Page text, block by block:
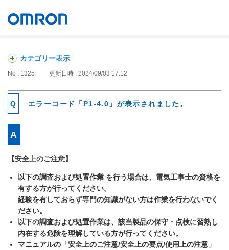
カテゴリー表示
No : 1325 更新日時 : 2024/09/03 17:12
エラーコード「P1-4.0」が表示されました。
【安全上のご注意】
以下の調査および処置作業 を行う場合は、電気工事士の資格を
有する方が行ってください。
経験を有しておらず専門の知識がない方は作業を行わないでく
ださい。
以下の調査および処置作業は、該当製品の保守・点検に習熟し
内在する危険を理解している方が行ってください。
マニュアルの「安全上のご注意/安全上の要点/使用上の注意」